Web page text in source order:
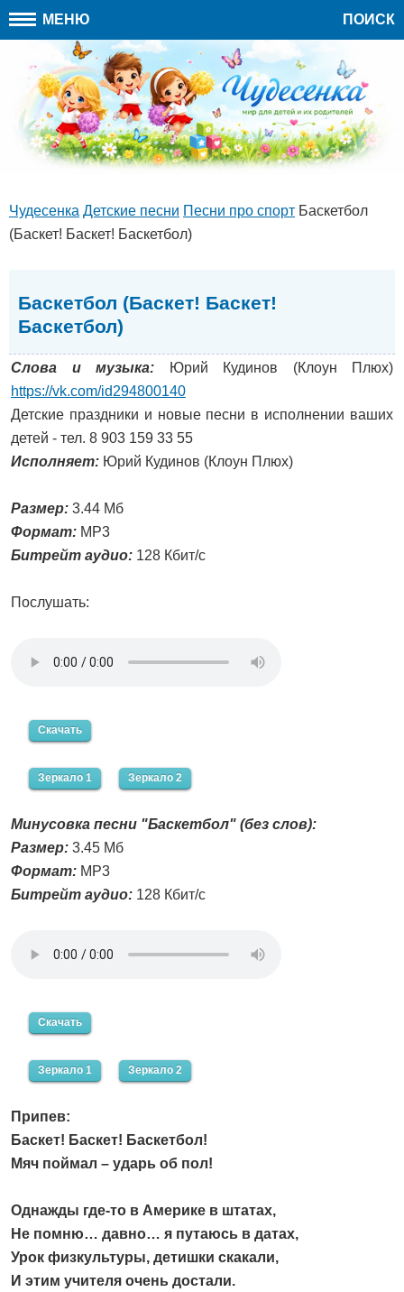
МЕНЮ ПОИСК
Чудесенка Детские песни Песни про спорт Баскетбол
(Баскет! Баскет! Баскетбол)
Баскетбол (Баскет! Баскет!
Баскетбол)
Слова и музыка: Юрий Кудинов (Клоун Плюх)
https://vk.com/id294800140
Детские праздники и новые песни в исполнении ваших
детей - тел. 8 903 159 33 55
Исполняет: Юрий Кудинов (Клоун Плюх)
Размер: 3.44 Мб
Формат: MP3
Битрейт аудио: 128 Кбит/с
Послушать:
Скачать
Зеркало 1 Зеркало 2
Минусовка песни "Баскетбол" (без слов):
Размер: 3.45 Мб
Формат: MP3
Битрейт аудио: 128 Кбит/с
Скачать
Зеркало 1 Зеркало 2
Припев:
Баскет! Баскет! Баскетбол!
Мяч поймал – ударь об пол!
Однажды где-то в Америке в штатах,
Не помню… давно… я путаюсь в датах,
Урок физкультуры, детишки скакали,
И этим учителя очень достали.